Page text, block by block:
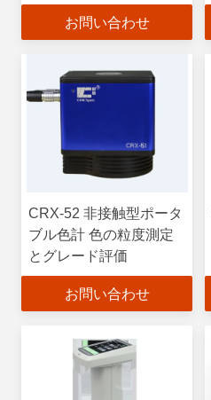
お問い合わせ
CRX-52 非接触型ポータ
ブル色計 色の粒度測定
とグレード評価
お問い合わせ